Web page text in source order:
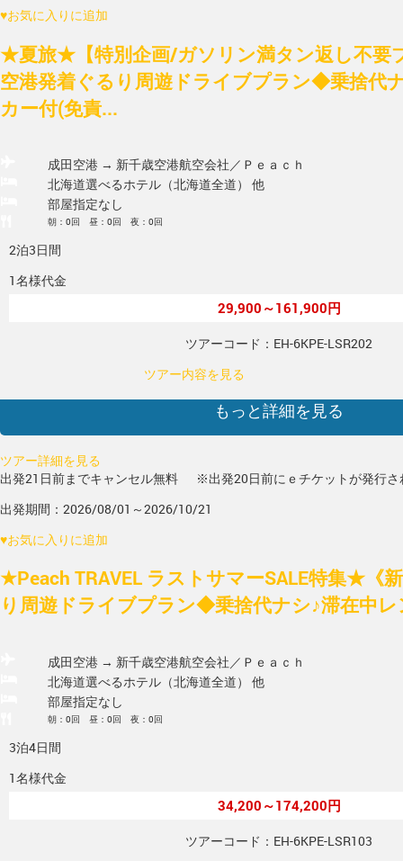
♥お気に入りに追加
★夏旅★【特別企画/ガソリン満タン返し不要
空港発着ぐるり周遊ドライブプラン◆乗捨代
カー付(免責...
成田空港 → 新千歳空港航空会社／Ｐｅａｃｈ
北海道選べるホテル（北海道全道） 他
部屋指定なし
朝：0回 昼：0回 夜：0回
2泊3日間
1名様代金
29,900～161,900円
ツアーコード：EH-6KPE-LSR202
ツアー内容を見る
もっと詳細を見る
ツアー詳細を見る
出発21日前までキャンセル無料
※出発20日前にｅチケットが発行さ
出発期間：2026/08/01～2026/10/21
♥お気に入りに追加
★Peach TRAVEL ラストサマーSALE特集★《
り周遊ドライブプラン◆乗捨代ナシ♪滞在中
成田空港 → 新千歳空港航空会社／Ｐｅａｃｈ
北海道選べるホテル（北海道全道） 他
部屋指定なし
朝：0回 昼：0回 夜：0回
3泊4日間
1名様代金
34,200～174,200円
ツアーコード：EH-6KPE-LSR103